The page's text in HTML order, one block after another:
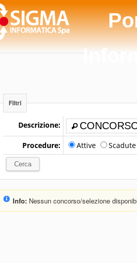
Filtri
Descrizione:
Procedure: Attive
Info:Nessun concorso/selezione